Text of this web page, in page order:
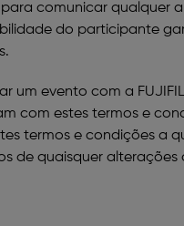
comunicar qualquer
do participante
um evento com a
com estes termos e
termos e condições a
de quaisquer alterações